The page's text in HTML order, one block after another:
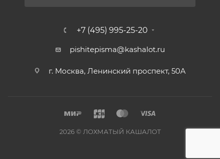
+7 (495) 995-25-20​
pishitepisma@kashalot.ru
г. Москва, Ленинский проспект, 50А​
2026 © ЛОХМАТЫЙ КАШАЛОТ